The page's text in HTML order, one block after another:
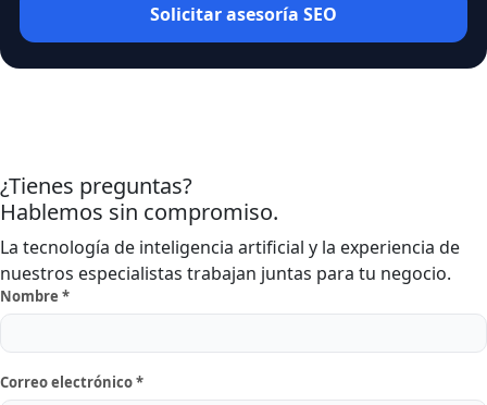
Solicitar asesoría SEO
¿Tienes preguntas?
Hablemos sin compromiso.
La tecnología de inteligencia artificial y la experiencia de
nuestros especialistas trabajan juntas para tu negocio.
Nombre *
Correo electrónico *